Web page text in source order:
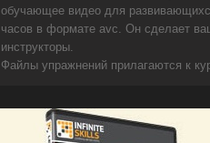
обучающее видео для
часов в формате avc. Он сделает
инструкторы.
Файлы упражнений прилагаются к